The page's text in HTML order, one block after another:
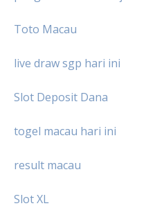
Toto Macau
live draw sgp hari ini
Slot Deposit Dana
togel macau hari ini
result macau
Slot XL